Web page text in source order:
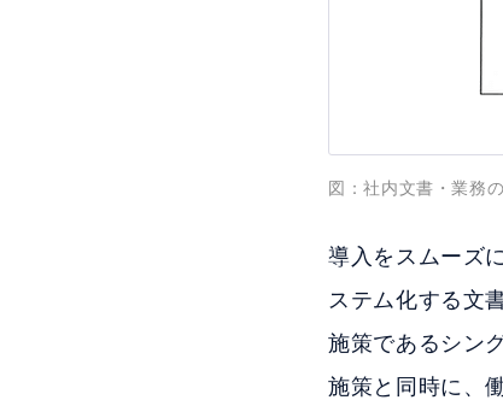
図：社内文書・業務
導入をスムーズ
ステム化する文
施策であるシン
施策と同時に、